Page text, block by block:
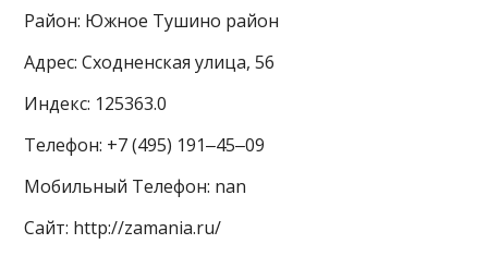
Район: Южное Тушино район
Адрес: Сходненская улица, 56
Индекс: 125363.0
Телефон: +7 (495) 191‒45‒09
Мобильный Телефон: nan
Сайт: http://zamania.ru/